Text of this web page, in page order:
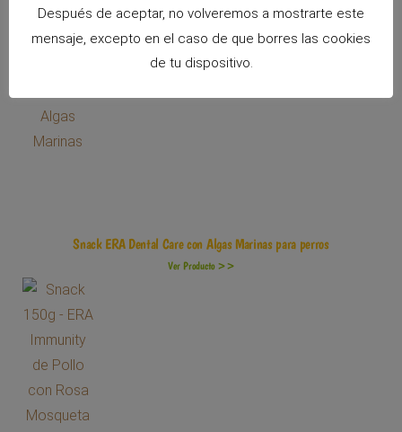
Snack ERA Dental Care con Algas Marinas para perros
Ver Producto >>
Después de aceptar, no volveremos a mostrarte este
mensaje, excepto en el caso de que borres las cookies
de tu dispositivo.